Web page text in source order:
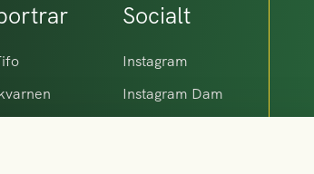
Socialt
Instagram
Instagram Dam